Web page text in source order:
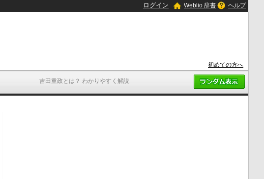
吉田重政とは？ わかりやすく解説
ログイン Weblio 辞書 ヘルプ
初めての方へ